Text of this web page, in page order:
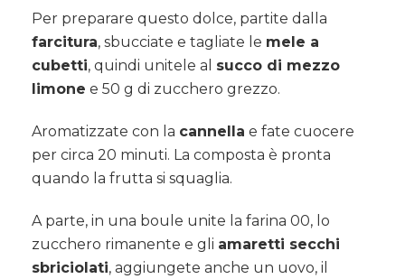
Per preparare questo dolce, partite dalla
farcitura, sbucciate e tagliate le mele a
cubetti, quindi unitele al succo di mezzo
limone e 50 g di zucchero grezzo.
Aromatizzate con la cannella e fate cuocere
per circa 20 minuti. La composta è pronta
quando la frutta si squaglia.
A parte, in una boule unite la farina 00, lo
zucchero rimanente e gli amaretti secchi
sbriciolati, aggiungete anche un uovo, il